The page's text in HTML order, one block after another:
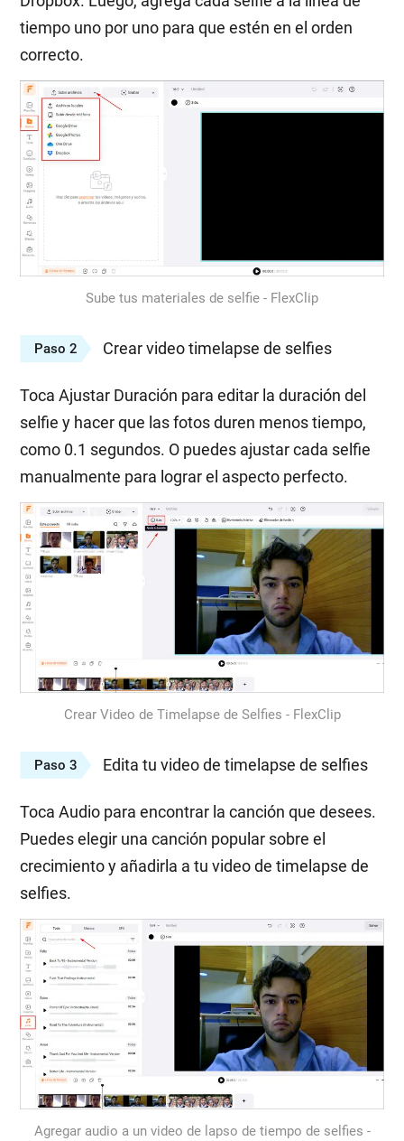
tiempo uno por uno para que estén en el orden
correcto.
Sube tus materiales de selfie - FlexClip
Paso 2 Crear video timelapse de selfies
Toca Ajustar Duración para editar la duración del
selfie y hacer que las fotos duren menos tiempo,
como 0.1 segundos. O puedes ajustar cada selfie
manualmente para lograr el aspecto perfecto.
Crear Video de Timelapse de Selfies - FlexClip
Paso 3 Edita tu video de timelapse de selfies
Toca Audio para encontrar la canción que desees.
Puedes elegir una canción popular sobre el
crecimiento y añadirla a tu video de timelapse de
selfies.
Agregar audio a un video de lapso de tiempo de selfies -